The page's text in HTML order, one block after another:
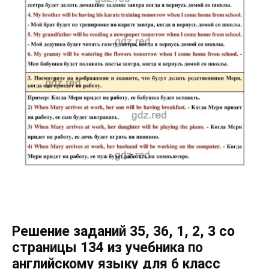
Решение заданий 35, 36, 1, 2, 3 со
страницы 134 из учебника по
английскому языку для 6 класс